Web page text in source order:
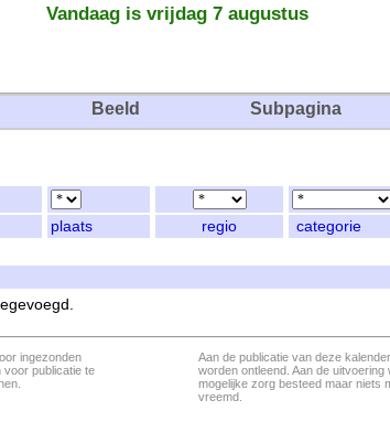
Vandaag is vrijdag 7 augustus
Beeld Subpagina
plaats regio categorie
ingezonden
voor publicatie te
Aan de publicatie van deze
worden ontleend. Aan de uitvoering
mogelijke zorg besteed maar niets
vreemd.